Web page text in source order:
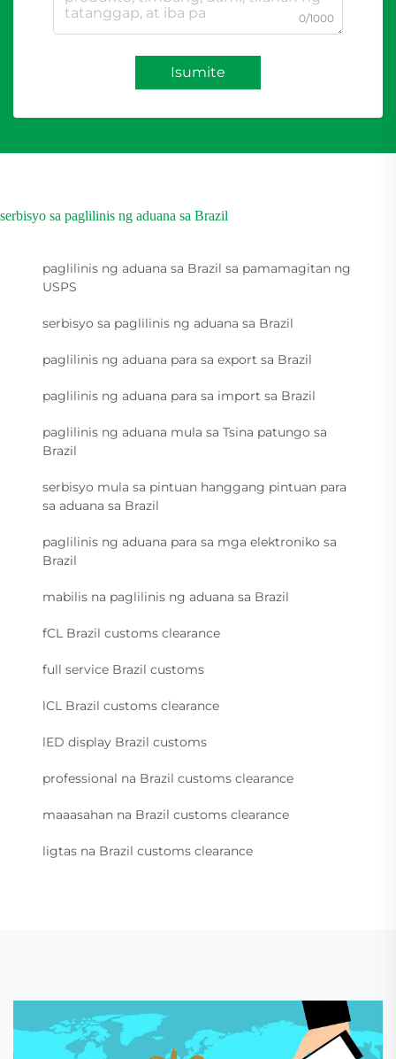
0/1000
Isumite
serbisyo sa paglilinis ng aduana sa Brazil
paglilinis ng aduana sa Brazil sa pamamagitan ng
USPS
serbisyo sa paglilinis ng aduana sa Brazil
paglilinis ng aduana para sa export sa Brazil
paglilinis ng aduana para sa import sa Brazil
paglilinis ng aduana mula sa Tsina patungo sa
Brazil
serbisyo mula sa pintuan hanggang pintuan para
sa aduana sa Brazil
paglilinis ng aduana para sa mga elektroniko sa
Brazil
mabilis na paglilinis ng aduana sa Brazil
fCL Brazil customs clearance
full service Brazil customs
lCL Brazil customs clearance
lED display Brazil customs
professional na Brazil customs clearance
maaasahan na Brazil customs clearance
ligtas na Brazil customs clearance